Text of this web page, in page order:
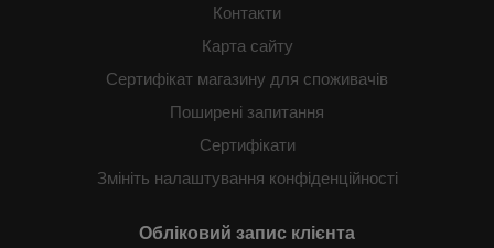
Контакти
Карта сайту
Сертифікат магазину для споживачів
Поширені запитання
Сертифікати
Змініть налаштування конфіденційності
Обліковий запис клієнта